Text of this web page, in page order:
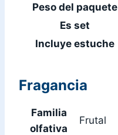
Peso del paquete
Es set
Incluye estuche
Fragancia
Familia
olfativa
Frutal